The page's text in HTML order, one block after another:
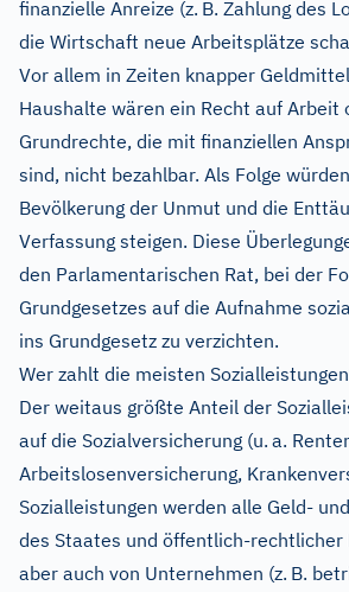
finanzielle Anreize (z. B. Zahlung des
die Wirtschaft neue Arbeitsplätze
Vor allem in Zeiten knapper
Haushalte wären ein Recht auf Arbeit
Grundrechte, die mit finanziellen
sind, nicht bezahlbar. Als Folge
Bevölkerung der Unmut und die
Verfassung steigen. Diese
den Parlamentarischen Rat, bei der
Grundgesetzes auf die Aufnahme
ins Grundgesetz zu verzichten.
Wer zahlt die meisten
Der weitaus größte Anteil der
auf die Sozialversicherung (u. a.
Arbeitslosenversicherung,
Sozialleistungen werden alle Geld-
des Staates und öffentlich-rechtlicher
aber auch von Unternehmen (z. B.